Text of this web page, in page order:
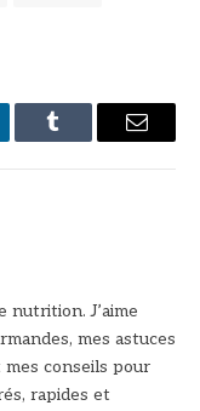
Tumblr Email
nutrition. J’aime
mes astuces
conseils pour
rapides et